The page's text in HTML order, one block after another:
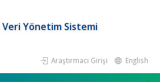
Yönetim Sistemi
Araştırmacı Girişi English